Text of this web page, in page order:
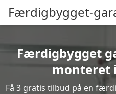
Færdigbygget-
Færdigbygget
monteret
Få 3 gratis tilbud på en